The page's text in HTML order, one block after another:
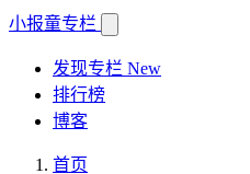
小报童专栏
发现专栏 New
排行榜
博客
首页